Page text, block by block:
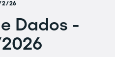
2/26
Dados -